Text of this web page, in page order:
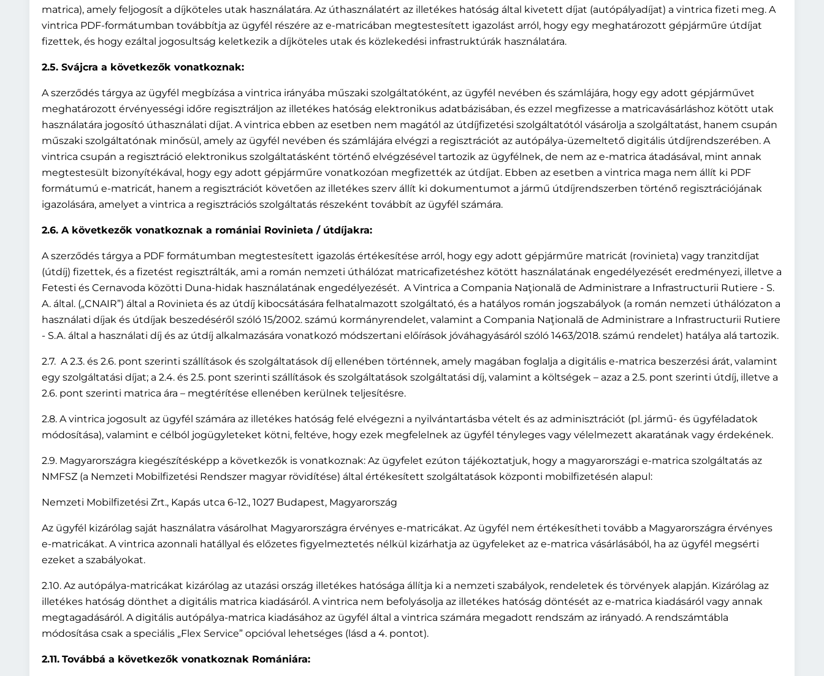
matrica), amely feljogosít a díjköteles utak használatára. Az úthasználatért az illetékes hatóság által kivetett díjat (autópályadíjat) a vintrica fizeti meg. A
vintrica PDF-formátumban továbbítja az ügyfél részére az e-matricában megtestesített igazolást arról, hogy egy meghatározott gépjárműre útdíjat
fizettek, és hogy ezáltal jogosultság keletkezik a díjköteles utak és közlekedési infrastruktúrák használatára.
2.5. Svájcra a következők vonatkoznak:
A szerződés tárgya az ügyfél megbízása a vintrica irányába műszaki szolgáltatóként, az ügyfél nevében és számlájára, hogy egy adott gépjárművet
meghatározott érvényességi időre regisztráljon az illetékes hatóság elektronikus adatbázisában, és ezzel megfizesse a matricavásárláshoz kötött utak
használatára jogosító úthasználati díjat. A vintrica ebben az esetben nem magától az útdíjfizetési szolgáltatótól vásárolja a szolgáltatást, hanem csupán
műszaki szolgáltatónak minősül, amely az ügyfél nevében és számlájára elvégzi a regisztrációt az autópálya-üzemeltető digitális útdíjrendszerében. A
vintrica csupán a regisztráció elektronikus szolgáltatásként történő elvégzésével tartozik az ügyfélnek, de nem az e-matrica átadásával, mint annak
megtestesült bizonyítékával, hogy egy adott gépjárműre vonatkozóan megfizették az útdíjat. Ebben az esetben a vintrica maga nem állít ki PDF
formátumú e-matricát, hanem a regisztrációt követően az illetékes szerv állít ki dokumentumot a jármű útdíjrendszerben történő regisztrációjának
igazolására, amelyet a vintrica a regisztrációs szolgáltatás részeként továbbít az ügyfél számára.
2.6. A következők vonatkoznak a romániai Rovinieta / útdíjakra:
A szerződés tárgya a PDF formátumban megtestesített igazolás értékesítése arról, hogy egy adott gépjárműre matricát (rovinieta) vagy tranzitdíjat
(útdíj) fizettek, és a fizetést regisztrálták, ami a román nemzeti úthálózat matricafizetéshez kötött használatának engedélyezését eredményezi, illetve a
Fetesti és Cernavoda közötti Duna-hidak használatának engedélyezését. A Vintrica a Compania Naţională de Administrare a Infrastructurii Rutiere - S.
A. által. („CNAIR”) által a Rovinieta és az útdíj kibocsátására felhatalmazott szolgáltató, és a hatályos román jogszabályok (a román nemzeti úthálózaton a
használati díjak és útdíjak beszedéséről szóló 15/2002. számú kormányrendelet, valamint a Compania Naţională de Administrare a Infrastructurii Rutiere
- S.A. által a használati díj és az útdíj alkalmazására vonatkozó módszertani előírások jóváhagyásáról szóló 1463/2018. számú rendelet) hatálya alá tartozik.
2.7. A 2.3. és 2.6. pont szerinti szállítások és szolgáltatások díj ellenében történnek, amely magában foglalja a digitális e-matrica beszerzési árát, valamint
egy szolgáltatási díjat; a 2.4. és 2.5. pont szerinti szállítások és szolgáltatások szolgáltatási díj, valamint a költségek – azaz a 2.5. pont szerinti útdíj, illetve a
2.6. pont szerinti matrica ára – megtérítése ellenében kerülnek teljesítésre.
2.8. A vintrica jogosult az ügyfél számára az illetékes hatóság felé elvégezni a nyilvántartásba vételt és az adminisztrációt (pl. jármű- és ügyféladatok
módosítása), valamint e célból jogügyleteket kötni, feltéve, hogy ezek megfelelnek az ügyfél tényleges vagy vélelmezett akaratának vagy érdekének.
2.9. Magyarországra kiegészítésképp a következők is vonatkoznak: Az ügyfelet ezúton tájékoztatjuk, hogy a magyarországi e-matrica szolgáltatás az
NMFSZ (a Nemzeti Mobilfizetési Rendszer magyar rövidítése) által értékesített szolgáltatások központi mobilfizetésén alapul:
Nemzeti Mobilfizetési Zrt., Kapás utca 6-12., 1027 Budapest, Magyarország
Az ügyfél kizárólag saját használatra vásárolhat Magyarországra érvényes e-matricákat. Az ügyfél nem értékesítheti tovább a Magyarországra érvényes
e-matricákat. A vintrica azonnali hatállyal és előzetes figyelmeztetés nélkül kizárhatja az ügyfeleket az e-matrica vásárlásából, ha az ügyfél megsérti
ezeket a szabályokat.
2.10. Az autópálya-matricákat kizárólag az utazási ország illetékes hatósága állítja ki a nemzeti szabályok, rendeletek és törvények alapján. Kizárólag az
illetékes hatóság dönthet a digitális matrica kiadásáról. A vintrica nem befolyásolja az illetékes hatóság döntését az e-matrica kiadásáról vagy annak
megtagadásáról. A digitális autópálya-matrica kiadásához az ügyfél által a vintrica számára megadott rendszám az irányadó. A rendszámtábla
módosítása csak a speciális „Flex Service” opcióval lehetséges (lásd a 4. pontot).
2.11. Továbbá a következők vonatkoznak Romániára: